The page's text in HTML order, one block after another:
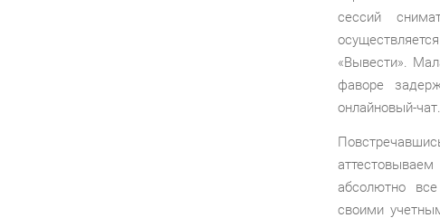
сессий
«Вывести».
фаворе
онлайновый-чат.
абсолютно
своими